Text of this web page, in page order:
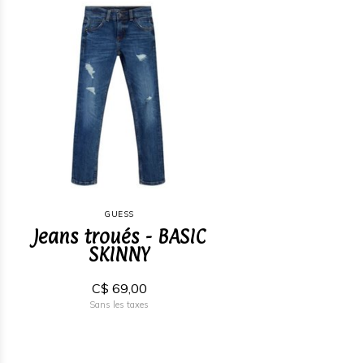
GUESS
Jeans troués - BASIC
SKINNY
C$ 69,00
Sans les taxes